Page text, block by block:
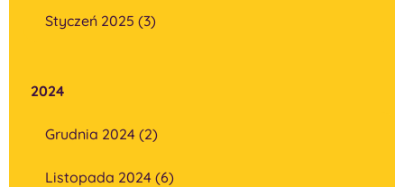
Styczeń 2025 (3)
2024
Grudnia 2024 (2)
Listopada 2024 (6)